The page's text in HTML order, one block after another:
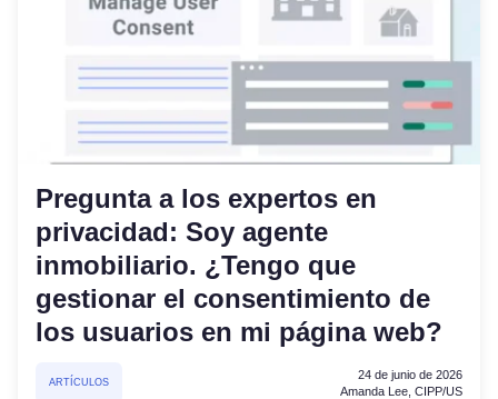
Pregunta a los expertos en
privacidad: Soy agente
inmobiliario. ¿Tengo que
gestionar el consentimiento de
los usuarios en mi página web?
ARTÍCULOS
24 de junio de 2026
Amanda Lee, CIPP/US